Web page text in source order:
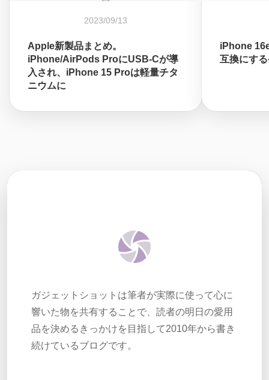
2023/09/13
Apple新製品まとめ。
iPhone/AirPods ProにUSB-Cが導
入され、iPhone 15 Proは軽量チタ
ニウムに
iPhone
互換にす
ガジェットショットは筆者が実際に使って心に
響いた物を共有することで、読者の明日の愛用
品を決めるきっかけを目指して2010年から書き
続けているブログです。